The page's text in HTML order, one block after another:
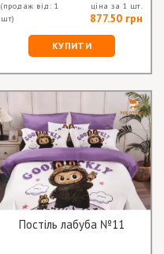
(продаж від: 1
шт)
ціна за 1 шт.
877.50 грн
КУПИТИ
Постіль лабуба №11